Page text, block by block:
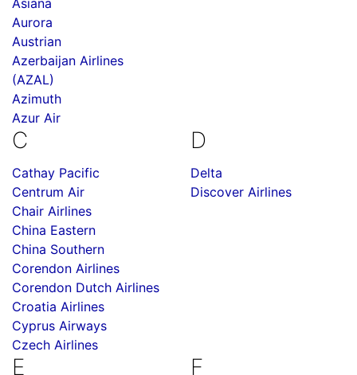
Asiana
Aurora
Austrian
Azerbaijan Airlines
(AZAL)
Azimuth
Azur Air
C
Cathay Pacific
Centrum Air
Chair Airlines
China Eastern
China Southern
Corendon Airlines
Corendon Dutch Airlines
Croatia Airlines
Cyprus Airways
Czech Airlines
D
Delta
Discover Airlines
E F